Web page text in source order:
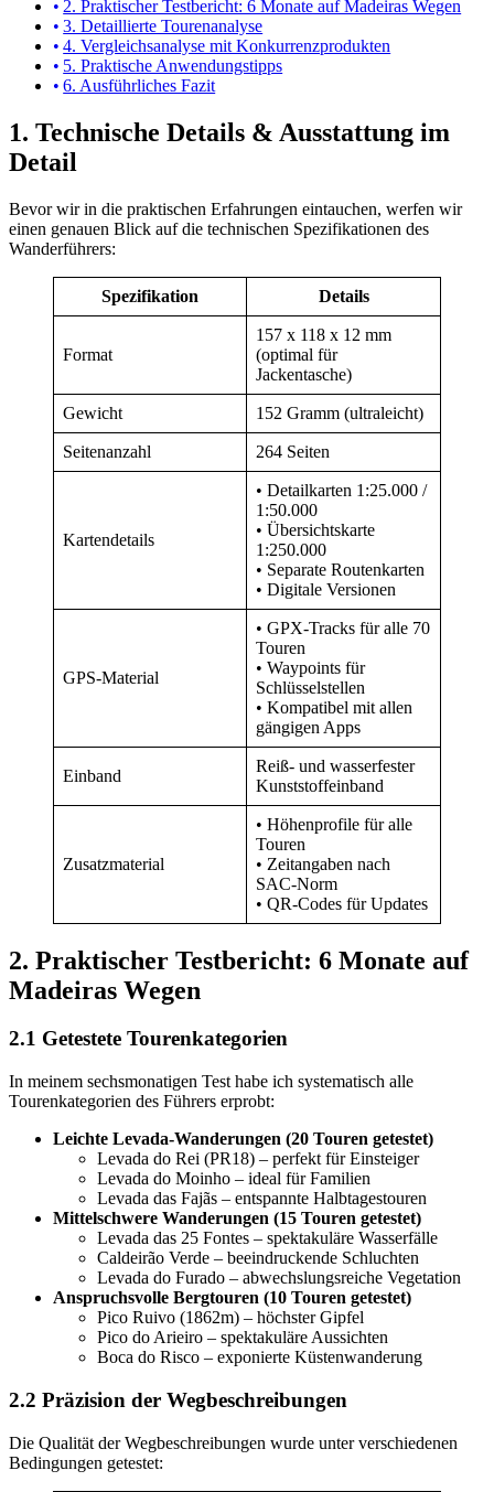
2. Praktischer Testbericht: 6 Monate auf Madeiras Wegen
3. Detaillierte Tourenanalyse
4. Vergleichsanalyse mit Konkurrenzprodukten
5. Praktische Anwendungstipps
6. Ausführliches Fazit
1. Technische Details & Ausstattung im
Detail
Bevor wir in die praktischen Erfahrungen eintauchen, werfen wir
einen genauen Blick auf die technischen Spezifikationen des
Wanderführers:
Spezifikation Details
Format
157 x 118 x 12 mm
(optimal für
Jackentasche)
Gewicht 152 Gramm (ultraleicht)
Seitenanzahl 264 Seiten
Kartendetails
• Detailkarten 1:25.000 /
1:50.000
• Übersichtskarte
1:250.000
• Separate Routenkarten
• Digitale Versionen
GPS-Material
• GPX-Tracks für alle 70
Touren
• Waypoints für
Schlüsselstellen
• Kompatibel mit allen
gängigen Apps
Einband
Reiß- und wasserfester
Kunststoffeinband
Zusatzmaterial
• Höhenprofile für alle
Touren
• Zeitangaben nach
SAC-Norm
• QR-Codes für Updates
2. Praktischer Testbericht: 6 Monate auf
Madeiras Wegen
2.1 Getestete Tourenkategorien
In meinem sechsmonatigen Test habe ich systematisch alle
Tourenkategorien des Führers erprobt:
Leichte Levada-Wanderungen (20 Touren getestet)
Levada do Rei (PR18) – perfekt für Einsteiger
Levada do Moinho – ideal für Familien
Levada das Fajãs – entspannte Halbtagestouren
Mittelschwere Wanderungen (15 Touren getestet)
Levada das 25 Fontes – spektakuläre Wasserfälle
Caldeirão Verde – beeindruckende Schluchten
Levada do Furado – abwechslungsreiche Vegetation
Anspruchsvolle Bergtouren (10 Touren getestet)
Pico Ruivo (1862m) – höchster Gipfel
Pico do Arieiro – spektakuläre Aussichten
Boca do Risco – exponierte Küstenwanderung
2.2 Präzision der Wegbeschreibungen
Die Qualität der Wegbeschreibungen wurde unter verschiedenen
Bedingungen getestet: